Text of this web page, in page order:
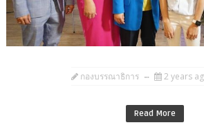
กองบรรณาธิการ 2 years
Read More